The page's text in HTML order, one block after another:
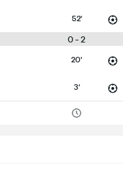
52'
2 - 0
20'
3'